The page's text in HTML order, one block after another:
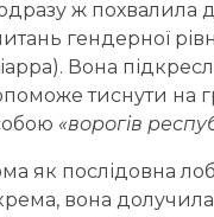
ж похвалила
гендерної
Вона
тиснути на
«ворогів
як послідовна
вона